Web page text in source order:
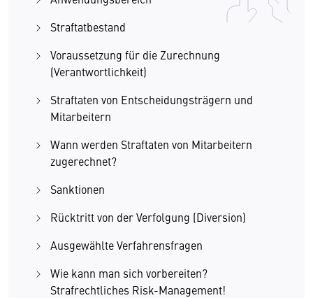
Straftatbestand
Voraussetzung für die Zurechnung
(Verantwortlichkeit)
Straftaten von Entscheidungsträgern und
Mitarbeitern
Wann werden Straftaten von Mitarbeitern
zugerechnet?
Sanktionen
Rücktritt von der Verfolgung (Diversion)
Ausgewählte Verfahrensfragen
Wie kann man sich vorbereiten?
Strafrechtliches Risk-Management!